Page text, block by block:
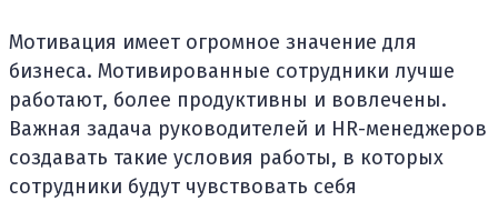
Мотивация имеет огромное значение для
бизнеса. Мотивированные сотрудники лучше
работают, более продуктивны и вовлечены.
Важная задача руководителей и HR-менеджеров
создавать такие условия работы, в которых
сотрудники будут чувствовать себя